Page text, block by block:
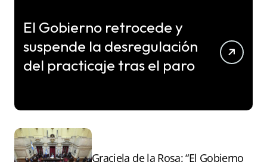
El Gobierno retrocede y
suspende la desregulación
del practicaje tras el paro
Graciela de la Rosa: “El Gobierno